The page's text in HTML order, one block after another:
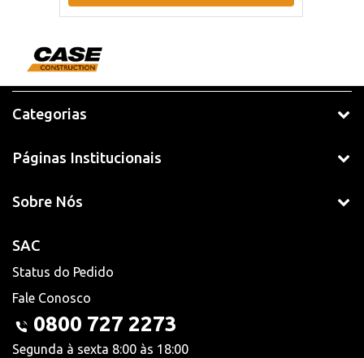
Categorias
Páginas Institucionais
Sobre Nós
SAC
Status do Pedido
Fale Conosco
0800 727 2273
Segunda à sexta 8:00 às 18:00